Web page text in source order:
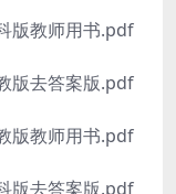
版教师用书.pdf
版去答案版.pdf
版教师用书.pdf
版去答案版.pdf